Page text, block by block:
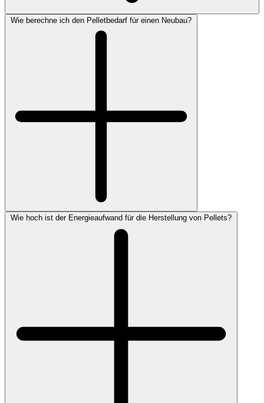
Wie berechne ich den Pelletbedarf für einen Neubau?
Wie hoch ist der Energieaufwand für die Herstellung von Pellets?